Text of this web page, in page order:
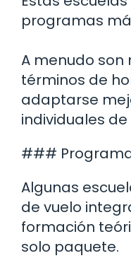
programas
A menudo son
términos de
adaptarse
individuales
###
Algunas
de vuelo
formación
solo paquete.